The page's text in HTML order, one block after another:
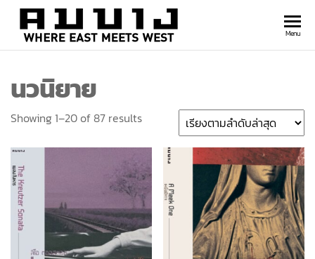
east
Menu
นวนิยาย
Showing 1–20 of 87 results